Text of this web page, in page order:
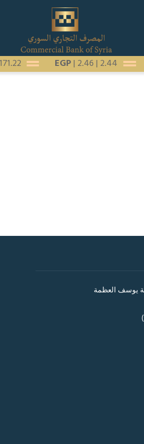
EGP |2.46 |2.44
171.22
يوسف العظمة